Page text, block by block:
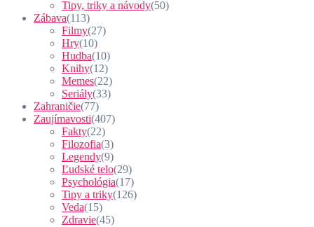
Tipy, triky a návody(50)
Zábava(113)
Filmy(27)
Hry(10)
Hudba(10)
Knihy(12)
Memes(22)
Seriály(33)
Zahraničie(77)
Zaujímavosti(407)
Fakty(22)
Filozofia(3)
Legendy(9)
Ľudské telo(29)
Psychológia(17)
Tipy a triky(126)
Veda(15)
Zdravie(45)